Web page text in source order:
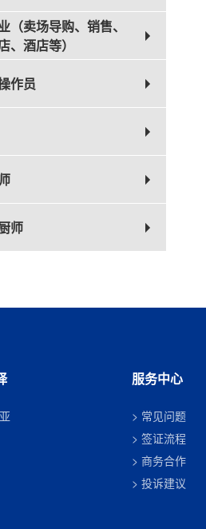
（卖场导购、销售、
、酒店等）
作员
师
服务中心
常见问题
签证流程
商务合作
投诉建议